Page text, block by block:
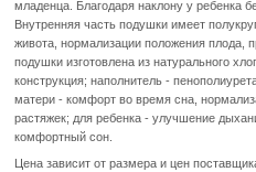
младенца. Благодаря наклону у ребенка
Внутренняя часть подушки имеет
живота, нормализации положения плода,
подушки изготовлена из натурального
конструкция; наполнитель -
матери - комфорт во время сна,
растяжек; для ребенка - улучшение
комфортный сон.
Цена зависит от размера и цен